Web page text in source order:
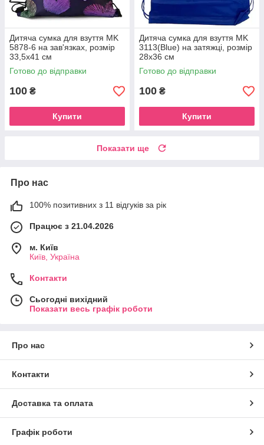
Дитяча сумка для взуття MK
5878-6 на зав'язках, розмір
33,5х41 см
Готово до відправки
100 ₴
Купити
Дитяча сумка для взуття MK
3113(Blue) на затяжці, розмір
28х36 см
Готово до відправки
100 ₴
Купити
Показати ще
Про нас
100% позитивних з 11 відгуків за рік
Працює з 21.04.2026
м. Київ
Київ, Україна
Контакти
Сьогодні вихідний
Показати весь графік роботи
Про нас
Контакти
Доставка та оплата
Графік роботи